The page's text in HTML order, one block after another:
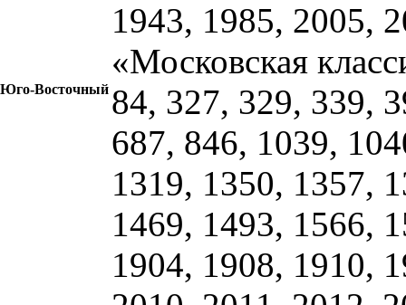
1943, 1985, 2005,
«Московская
Юго-Восточный 84, 327, 329, 339,
687, 846, 1039,
1319, 1350, 1357,
1469, 1493, 1566,
1904, 1908, 1910,